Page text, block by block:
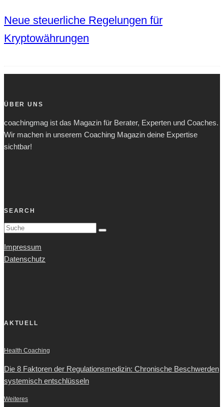
Neue steuerliche Regelungen für
Kryptowährungen
ÜBER UNS
coachingmag ist das Magazin für Berater, Experten und Coaches.
Wir machen in unserem Coaching Magazin deine Expertise
sichtbar!
SEARCH
Impressum
Datenschutz
AKTUELL
Health Coaching
Die 8 Faktoren der Regulationsmedizin: Chronische Beschwerden
systemisch entschlüsseln
Weiteres